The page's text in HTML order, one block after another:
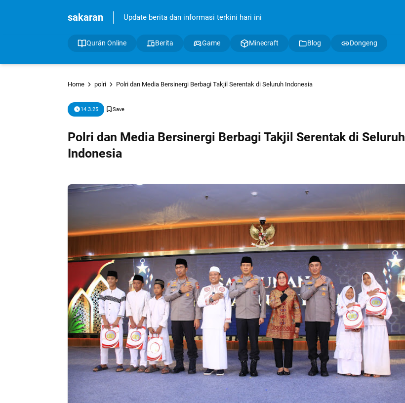
sakaran Update berita dan informasi terkini hari ini
Qurán Online Berita Game Minecraft Blog Dongeng
Home polri Polri dan Media Bersinergi Berbagi Takjil Serentak di Seluruh Indonesia
14.3.25
Polri dan Media Bersinergi Berbagi Takjil Serentak di Seluruh
Indonesia